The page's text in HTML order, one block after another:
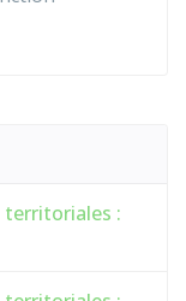
territoriales :